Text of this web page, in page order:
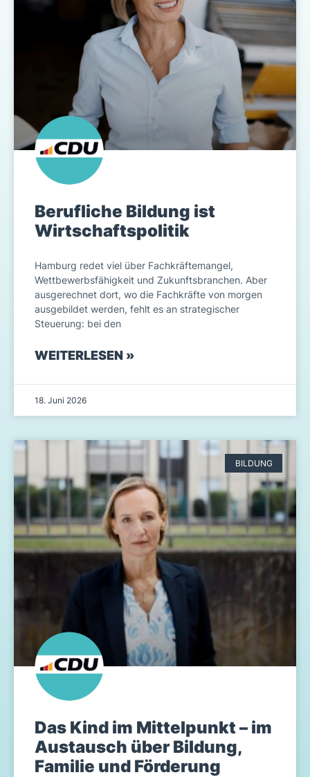
Berufliche Bildung ist
Wirtschaftspolitik
Hamburg redet viel über Fachkräftemangel,
Wettbewerbsfähigkeit und Zukunftsbranchen. Aber
ausgerechnet dort, wo die Fachkräfte von morgen
ausgebildet werden, fehlt es an strategischer
Steuerung: bei den
WEITERLESEN »
18. Juni 2026
BILDUNG
Das Kind im Mittelpunkt – im
Austausch über Bildung,
Familie und Förderung